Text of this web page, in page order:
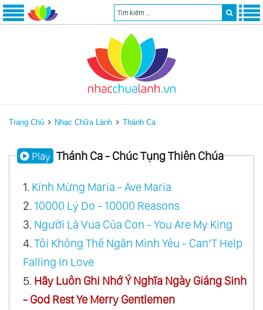
Trang Chủ Nhạc Chữa Lành Thánh Ca
Play Thánh Ca - Chúc Tụng Thiên Chúa
1. Kính Mừng Maria - Ave Maria
2. 10000 Lý Do - 10000 Reasons
3. Người Là Vua Của Con - You Are My King
4. Tôi Không Thể Ngăn Mình Yêu - Can’T Help
Falling In Love
5. Hãy Luôn Ghi Nhớ Ý Nghĩa Ngày Giáng Sinh
- God Rest Ye Merry Gentlemen